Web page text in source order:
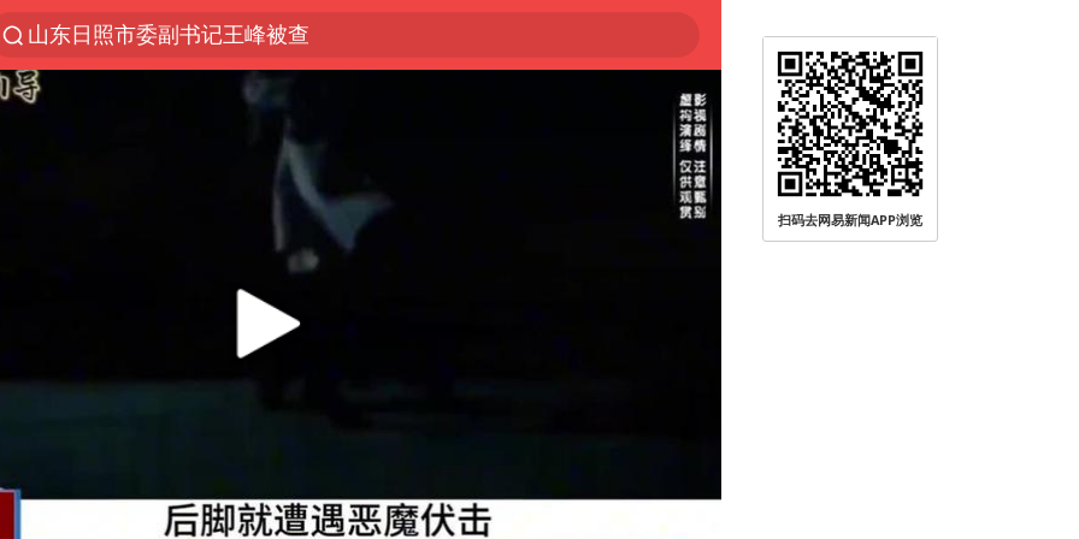
山东日照市委副书记王峰被查
探寻“技能+”促就业创业新路
41岁女子为鼓励女儿考上985研究生
24小时不关空调 电费反而更低？
维持强台风级！白海豚直奔华东沿海
河南试行周五下午弹性离岗
李亚鹏向地铁吐血女孩捐99999元
要给全体职工“应休尽休”的底气
扫码去网易新闻APP浏览